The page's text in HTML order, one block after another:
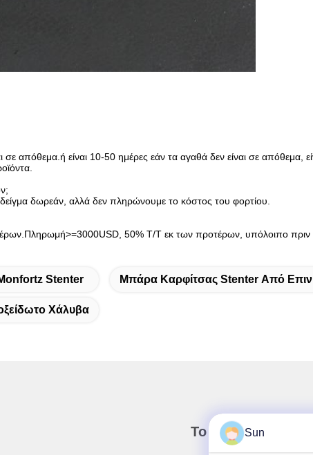
σε απόθεμα.ή είναι 10-50 ημέρες εάν τα αγαθά δεν είναι σε απόθεμα,
δωρεάν, αλλά δεν πληρώνουμε το κόστος του φορτίου.
50% T/T εκ των προτέρων, υπόλοιπο πριν
Stenter Μπάρα Καρφίτσας Stenter Από
Χάλυβα
Το ΔελτίοSun